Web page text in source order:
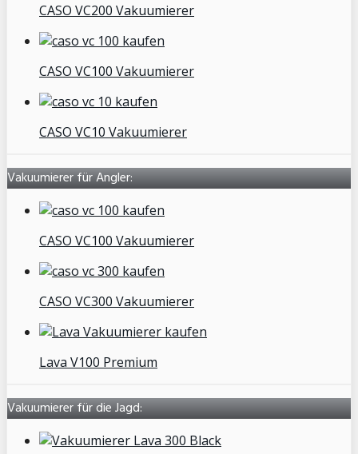
CASO VC200 Vakuumierer
CASO VC100 Vakuumierer
CASO VC10 Vakuumierer
Vakuumierer für Angler:
CASO VC100 Vakuumierer
CASO VC300 Vakuumierer
Lava V100 Premium
Vakuumierer für die Jagd: